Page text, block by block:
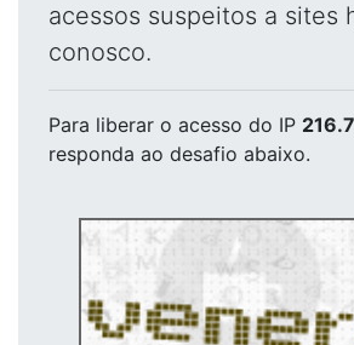
acessos suspeitos a sites
conosco.
Para liberar o acesso do IP
responda ao desafio abaixo.